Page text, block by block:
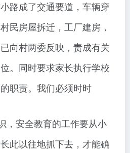
路成了交通要道，车辆穿
民房屋拆迁，工厂建房，
向村两委反映，责成有关
。同时要求家长执行学校
职责。我们必须时时
，安全教育的工作要从小
此以往地抓下去，才能确